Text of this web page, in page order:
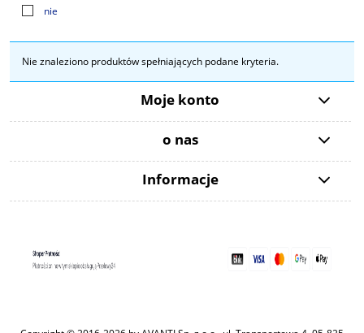
nie
Nie znaleziono produktów spełniających podane kryteria.
Moje konto
o nas
Informacje